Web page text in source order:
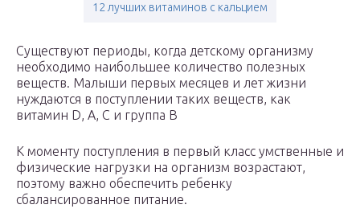
12 лучших витаминов с кальцием
Существуют периоды, когда детскому организму
необходимо наибольшее количество полезных
веществ. Малыши первых месяцев и лет жизни
нуждаются в поступлении таких веществ, как
витамин D, A, С и группа В
К моменту поступления в первый класс умственные и
физические нагрузки на организм возрастают,
поэтому важно обеспечить ребенку
сбалансированное питание.